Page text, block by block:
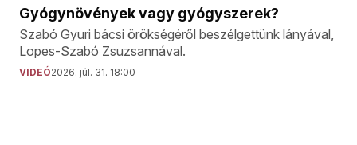
Gyógynövények vagy gyógyszerek?
Szabó Gyuri bácsi örökségéről beszélgettünk lányával,
Lopes-Szabó Zsuzsannával.
VIDEÓ2026. júl. 31. 18:00